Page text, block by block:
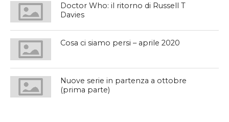
Doctor Who: il ritorno di Russell T
Davies
Cosa ci siamo persi – aprile 2020
Nuove serie in partenza a ottobre
(prima parte)